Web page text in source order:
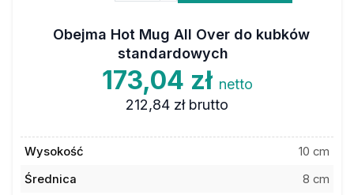
Obejma Hot Mug All Over do kubków
standardowych
173,04 zł netto
212,84 zł brutto
Wysokość
10 cm
Średnica
8 cm